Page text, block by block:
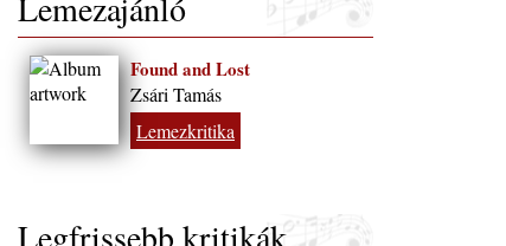
Found and Lost
Zsári Tamás
Lemezkritika
Legfrissebb kritikák